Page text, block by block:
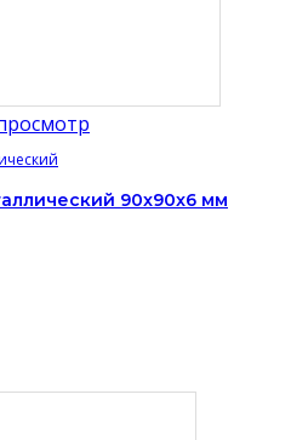
90x90x6 мм